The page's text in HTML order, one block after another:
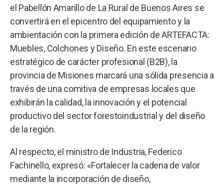
el Pabellón Amarillo de La Rural de Buenos Aires se
convertirá en el epicentro del equipamiento y la
ambientación con la primera edición de ARTEFACTA:
Muebles, Colchones y Diseño. En este escenario
estratégico de carácter profesional (B2B), la
provincia de Misiones marcará una sólida presencia a
través de una comitiva de empresas locales que
exhibirán la calidad, la innovación y el potencial
productivo del sector forestoindustrial y del diseño
de la región.
Al respecto, el ministro de Industria, Federico
Fachinello, expresó: «Fortalecer la cadena de valor
mediante la incorporación de diseño,